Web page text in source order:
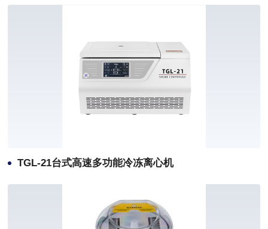
TGL-21台式高速多功能冷冻离心机